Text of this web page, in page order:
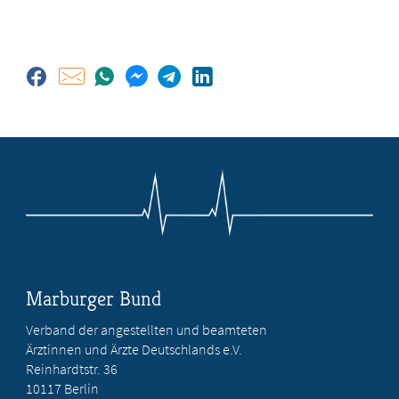
Marburger Bund
Verband der angestellten und beamteten
Ärztinnen und Ärzte Deutschlands e.V.
Reinhardtstr. 36
10117 Berlin